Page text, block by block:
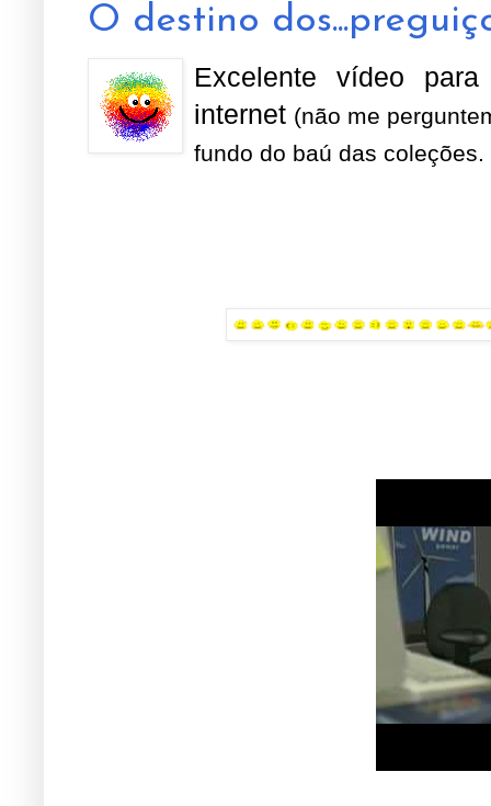
O destino
Excelente vídeo
internet (não me
fundo do baú das coleções.